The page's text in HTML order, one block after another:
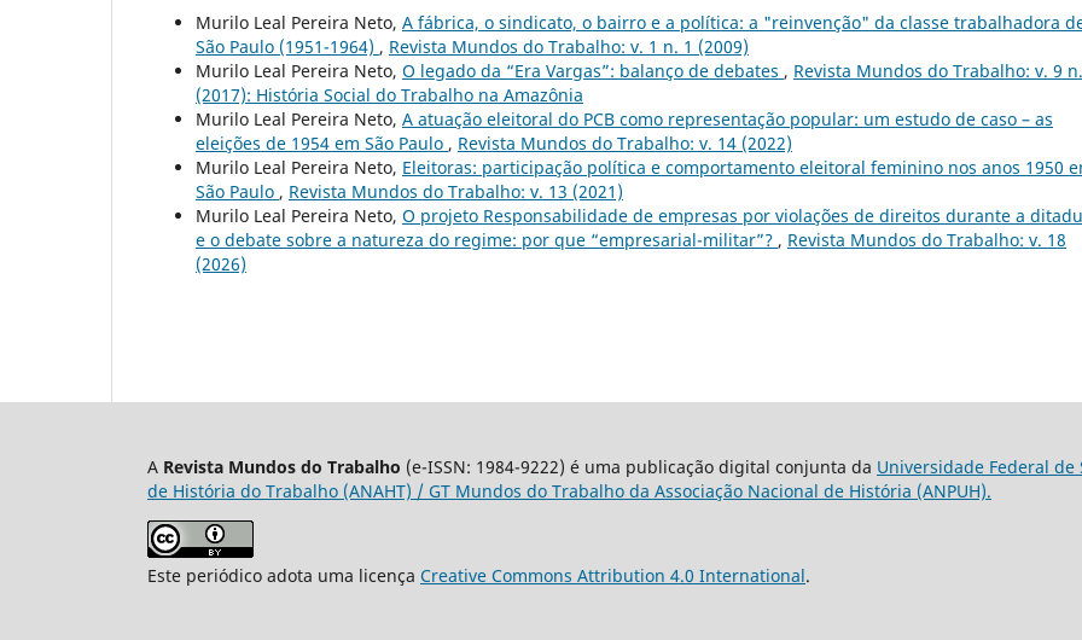
Murilo Leal Pereira Neto, A fábrica, o sindicato, o bairro e a política: a "reinvenção" da classe trabalhadora
São Paulo (1951-1964) , Revista Mundos do Trabalho: v. 1 n. 1 (2009)
Murilo Leal Pereira Neto, O legado da “Era Vargas”: balanço de debates , Revista Mundos do Trabalho: v. 9
(2017): História Social do Trabalho na Amazônia
Murilo Leal Pereira Neto, A atuação eleitoral do PCB como representação popular: um estudo de caso – as
eleições de 1954 em São Paulo , Revista Mundos do Trabalho: v. 14 (2022)
Murilo Leal Pereira Neto, Eleitoras: participação política e comportamento eleitoral feminino nos anos 1950
São Paulo , Revista Mundos do Trabalho: v. 13 (2021)
Murilo Leal Pereira Neto, O projeto Responsabilidade de empresas por violações de direitos durante a
e o debate sobre a natureza do regime: por que “empresarial-militar”? , Revista Mundos do Trabalho: v. 18
(2026)
A Revista Mundos do Trabalho (e-ISSN: 1984-9222) é uma publicação digital conjunta da Universidade Federal de
de História do Trabalho (ANAHT) / GT Mundos do Trabalho da Associação Nacional de História (ANPUH).
Este periódico adota uma licença Creative Commons Attribution 4.0 International.